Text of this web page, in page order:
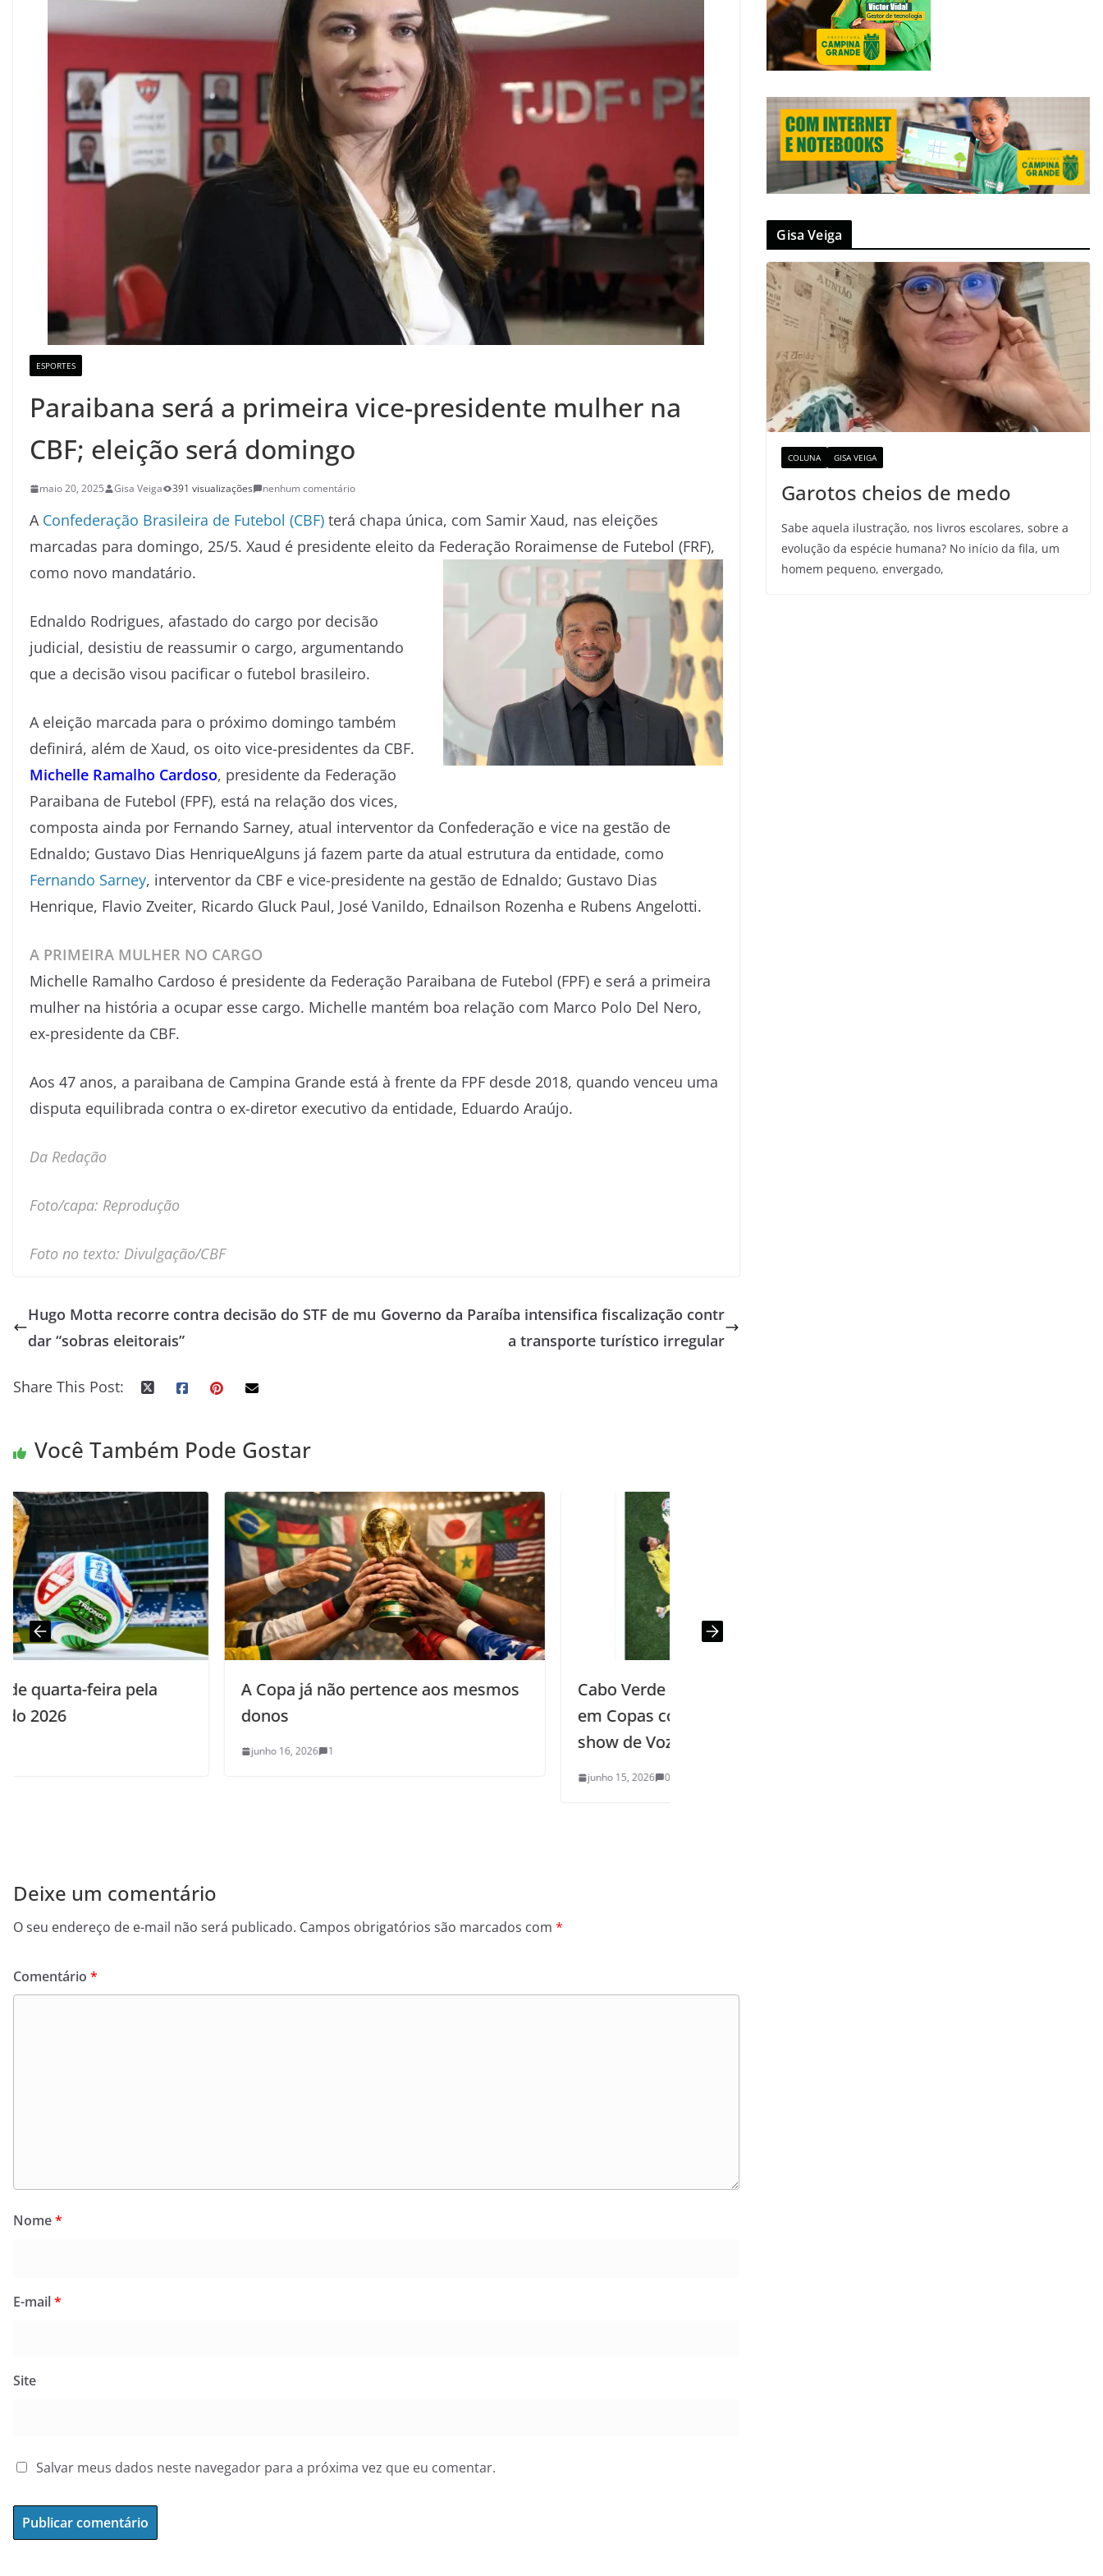
ESPORTES
Paraibana será a primeira vice-presidente mulher na
CBF; eleição será domingo
maio 20, 2025 Gisa Veiga 391 visualizações nenhum comentário
A Confederação Brasileira de Futebol (CBF) terá chapa única, com Samir Xaud, nas eleições
marcadas para domingo, 25/5. Xaud é presidente eleito da Federação Roraimense de Futebol (FRF),
como novo mandatário.
Ednaldo Rodrigues, afastado do cargo por decisão
judicial, desistiu de reassumir o cargo, argumentando
que a decisão visou pacificar o futebol brasileiro.
A eleição marcada para o próximo domingo também
definirá, além de Xaud, os oito vice-presidentes da CBF.
Michelle Ramalho Cardoso, presidente da Federação
Paraibana de Futebol (FPF), está na relação dos vices,
composta ainda por Fernando Sarney, atual interventor da Confederação e vice na gestão de
Ednaldo; Gustavo Dias HenriqueAlguns já fazem parte da atual estrutura da entidade, como
Fernando Sarney, interventor da CBF e vice-presidente na gestão de Ednaldo; Gustavo Dias
Henrique, Flavio Zveiter, Ricardo Gluck Paul, José Vanildo, Ednailson Rozenha e Rubens Angelotti.
A PRIMEIRA MULHER NO CARGO
Michelle Ramalho Cardoso é presidente da Federação Paraibana de Futebol (FPF) e será a primeira
mulher na história a ocupar esse cargo. Michelle mantém boa relação com Marco Polo Del Nero,
ex-presidente da CBF.
Aos 47 anos, a paraibana de Campina Grande está à frente da FPF desde 2018, quando venceu uma
disputa equilibrada contra o ex-diretor executivo da entidade, Eduardo Araújo.
Da Redação
Foto/capa: Reprodução
Foto no texto: Divulgação/CBF
Hugo Motta recorre contra decisão do STF de mu
dar “sobras eleitorais”
Governo da Paraíba intensifica fiscalização contr
a transporte turístico irregular
Share This Post:
Você Também Pode Gostar
A Copa já não pertence aos mesmos
donos
Cabo Verde segura Espanha e estreia
em Copas com empate histórico e
Deixe um comentário
O seu endereço de e-mail não será publicado. Campos obrigatórios são marcados com *
Comentário *
Nome*
E-mail*
Site
Salvar meus dados neste navegador para a próxima vez que eu comentar.
Gisa Veiga
COLUNA GISA VEIGA
Garotos cheios de medo
Sabe aquela ilustração, nos livros escolares, sobre a
evolução da espécie humana? No início da fila, um
homem pequeno, envergado,